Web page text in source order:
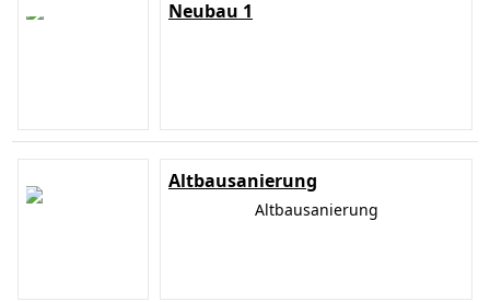
Neubau 1
Altbausanierung
Altbausanierung